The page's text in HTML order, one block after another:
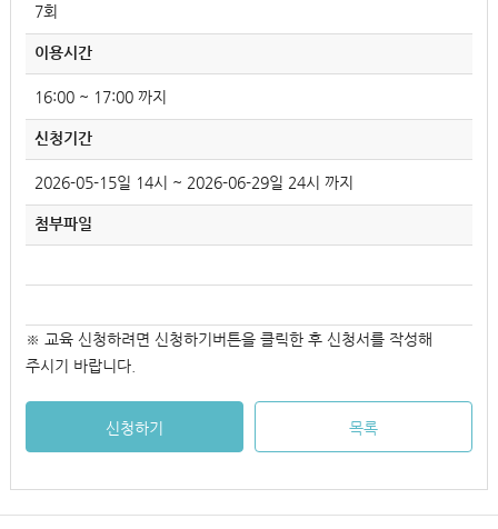
7회
이용시간
16:00 ~ 17:00 까지
신청기간
2026-05-15일 14시 ~ 2026-06-29일 24시 까지
첨부파일
※ 교육 신청하려면 신청하기버튼을 클릭한 후 신청서를 작성해
주시기 바랍니다.
신청하기 목록